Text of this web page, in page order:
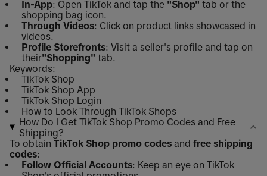
In-App: Open TikTok and tap the "Shop" tab or the
shopping bag icon.
Through Videos: Click on product links showcased in
videos.
Profile Storefronts: Visit a seller's profile and tap on
their"Shopping" tab.
Keywords:
TikTok Shop
TikTok Shop App
TikTok Shop Login
How to Look Through TikTok Shops
How Do I Get TikTok Shop Promo Codes and Free
Shipping?
To obtain TikTok Shop promo codes and free shipping
codes:
Follow Official Accounts: Keep an eye on TikTok